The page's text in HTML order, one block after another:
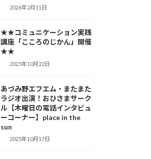
2026年2月11日
★★コミュニケーション実践
講座「こころのじかん」開催
★★
2025年10月22日
あづみ野エフエム・またまた
ラジオ出演！おひさまサーク
ル【木曜日の電話インタビュ
ーコーナー】place in the
sun
2025年10月17日